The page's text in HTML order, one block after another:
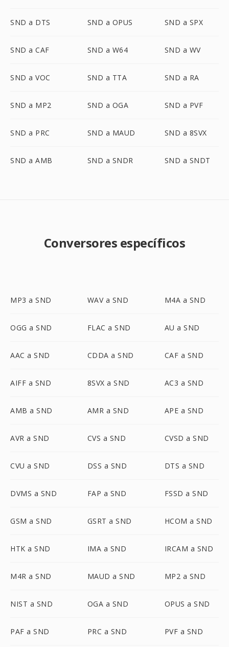
SND a DTS SND a OPUS SND a SPX
SND a CAF SND a W64 SND a WV
SND a VOC SND a TTA SND a RA
SND a MP2 SND a OGA SND a PVF
SND a PRC SND a MAUD SND a 8SVX
SND a AMB SND a SNDR SND a SNDT
Conversores específicos
MP3 a SND WAV a SND M4A a SND
OGG a SND FLAC a SND AU a SND
AAC a SND CDDA a SND CAF a SND
AIFF a SND 8SVX a SND AC3 a SND
AMB a SND AMR a SND APE a SND
AVR a SND CVS a SND CVSD a SND
CVU a SND DSS a SND DTS a SND
DVMS a SND FAP a SND FSSD a SND
GSM a SND GSRT a SND HCOM a SND
HTK a SND IMA a SND IRCAM a SND
M4R a SND MAUD a SND MP2 a SND
NIST a SND OGA a SND OPUS a SND
PAF a SND PRC a SND PVF a SND